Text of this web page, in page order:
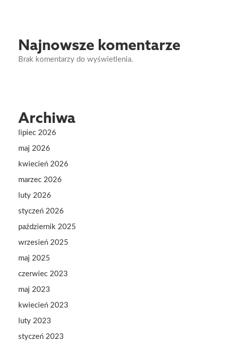
Najnowsze komentarze
Brak komentarzy do wyświetlenia.
Archiwa
lipiec 2026
maj 2026
kwiecień 2026
marzec 2026
luty 2026
styczeń 2026
październik 2025
wrzesień 2025
maj 2025
czerwiec 2023
maj 2023
kwiecień 2023
luty 2023
styczeń 2023